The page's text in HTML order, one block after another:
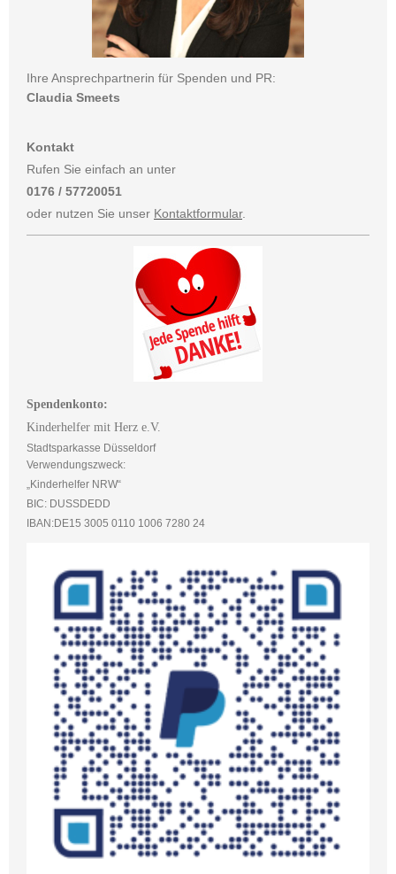
Ihre Ansprechpartnerin für Spenden und PR:
Claudia Smeets
Kontakt
Rufen Sie einfach an unter
0176 / 57720051
oder nutzen Sie unser Kontaktformular.
Spendenkonto:
Kinderhelfer mit Herz e.V.
Stadtsparkasse Düsseldorf
Verwendungszweck:
„Kinderhelfer NRW“
BIC: DUSSDEDD
IBAN:DE15 3005 0110 1006 7280 24